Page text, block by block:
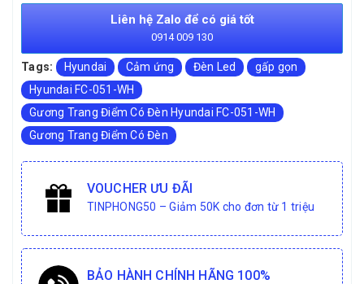
Liên hệ Zalo để có giá tốt
0914 009 130
Tags: Hyundai Cảm ứng Đèn Led
gấp gọn
Hyundai FC-051-WH
Gương Trang Điểm Có Đèn Hyundai FC-051-WH
Gương Trang Điểm Có Đèn
VOUCHER ƯU ĐÃI
TINPHONG50 – Giảm 50K cho đơn từ 1 triệu
BẢO HÀNH CHÍNH HÃNG 100%